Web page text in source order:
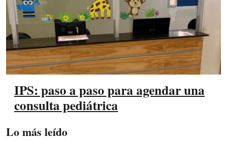
IPS: paso a paso para agendar una
consulta pediátrica
Lo más leído